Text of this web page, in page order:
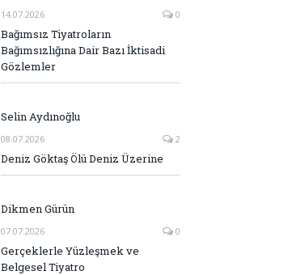
14.07.2026 0
Bağımsız Tiyatroların
Bağımsızlığına Dair Bazı İktisadi
Gözlemler
Selin Aydınoğlu
08.07.2026 2
Deniz Göktaş Ölü Deniz Üzerine
Dikmen Gürün
07.07.2026 0
Gerçeklerle Yüzleşmek ve
Belgesel Tiyatro